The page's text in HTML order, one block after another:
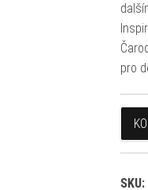
pro
SKU: